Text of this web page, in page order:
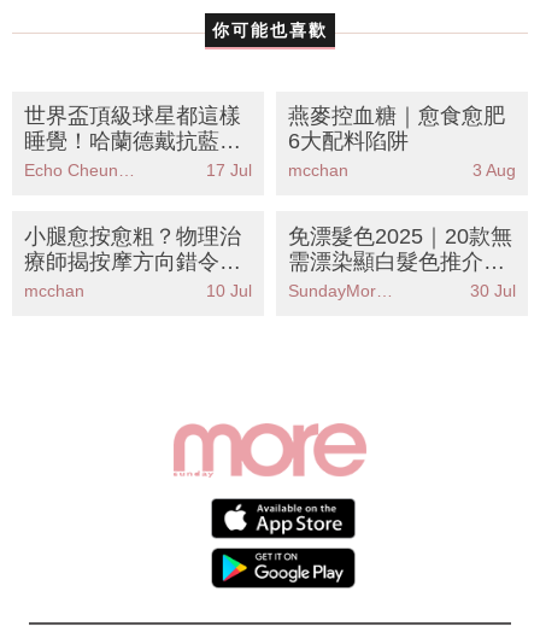
你可能也喜歡
世界盃頂級球星都這樣
睡覺！哈蘭德戴抗藍光
眼鏡、梅西一天睡超過
Echo Cheung（SundayMore編輯部） 17 Jul
燕麥控血糖｜愈食愈肥
6大配料陷阱
mcchan 3 Aug
小腿愈按愈粗？物理治
療師揭按摩方向錯令水
腫更嚴重！即學5招正
mcchan 10 Jul
免漂髮色2025｜20款無
需漂染顯白髮色推介！
焦糖奶茶色/浪漫紅棕色
30 Jul